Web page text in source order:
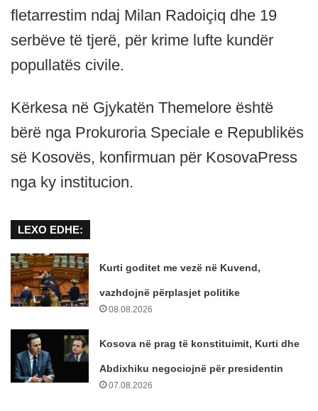
fletarrestim ndaj Milan Radoiçiq dhe 19
serbëve të tjerë, për krime lufte kundër
popullatës civile.
Kërkesa në Gjykatën Themelore është
bërë nga Prokuroria Speciale e Republikës
së Kosovës, konfirmuan për KosovaPress
nga ky institucion.
LEXO EDHE:
Kurti goditet me vezë në Kuvend,
vazhdojnë përplasjet politike
08.08.2026
Kosova në prag të konstituimit, Kurti dhe
Abdixhiku negociojnë për presidentin
07.08.2026